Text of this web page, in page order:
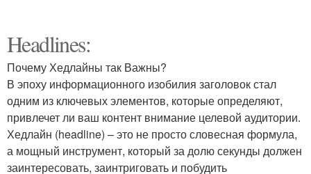
Headlines:
Почему Хедлайны так Важны?
В эпоху информационного изобилия заголовок стал
одним из ключевых элементов, которые определяют,
привлечет ли ваш контент внимание целевой аудитории.
Хедлайн (headline) – это не просто словесная формула,
а мощный инструмент, который за долю секунды должен
заинтересовать, заинтриговать и побудить